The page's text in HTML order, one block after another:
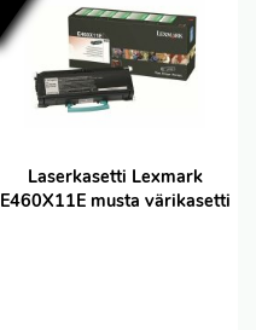
Laserkasetti Lexmark
E460X11E musta värikasetti